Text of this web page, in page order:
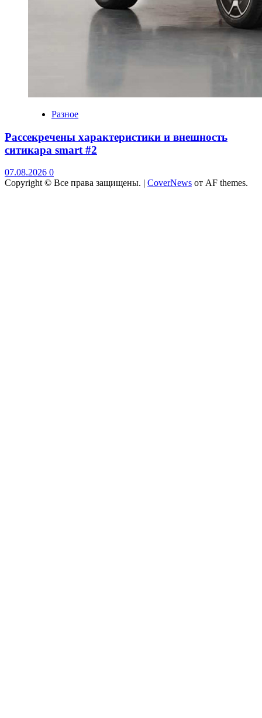
Разное
Рассекречены характеристики и внешность
ситикара smart #2
07.08.2026 0
Copyright © Все права защищены. | CoverNews от AF themes.